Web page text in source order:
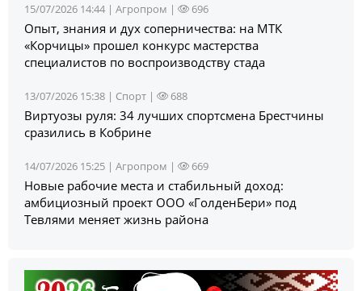
15/07/2026 14:44 | Агропром | 696
Опыт, знания и дух соперничества: на МТК
«Корчицы» прошел конкурс мастерства
специалистов по воспроизводству стада
13/07/2026 15:38 | Спорт | 688
Виртуозы руля: 34 лучших спортсмена Брестчины
сразились в Кобрине
14/07/2026 15:25 | Агропром | 669
Новые рабочие места и стабильный доход:
амбициозный проект ООО «ГолденБери» под
Тевлями меняет жизнь района